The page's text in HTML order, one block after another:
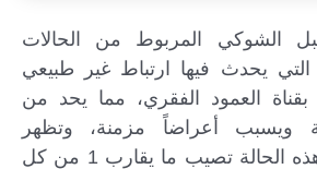
الشوكي المربوط من الحالات
التي يحدث فيها ارتباط غير طبيعي
العمود الفقري، مما يحد من
ويسبب أعراضاً مزمنة، وتظهر
الإحصاءات أن هذه الحالة تصيب ما يقارب 1 من كل